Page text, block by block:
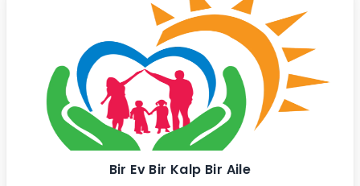
Bir Ev Bir Kalp Bir Aile